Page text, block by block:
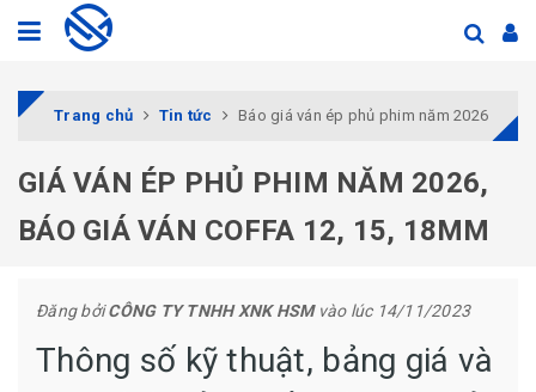
Trang chủ Tin tức Báo giá ván ép phủ phim năm 2026
GIÁ VÁN ÉP PHỦ PHIM NĂM 2026,
BÁO GIÁ VÁN COFFA 12, 15, 18MM
Đăng bởiCÔNG TY TNHH XNK HSMvào lúc 14/11/2023
Thông số kỹ thuật, bảng giá và